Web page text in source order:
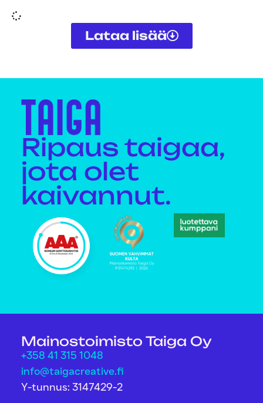
Lataa lisää
Ripaus taigaa,
jota olet
kaivannut.
Mainostoimisto Taiga Oy
+358 41 315 1048
info@taigacreative.fi
Y-tunnus: 3147429-2